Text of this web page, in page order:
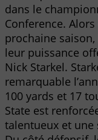
dans le
Conference.
prochaine
leur puissance
Nick Starkel.
remarquable
100 yards et 17
State est
talentueux et